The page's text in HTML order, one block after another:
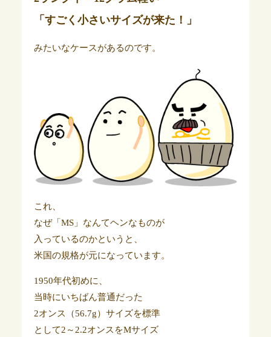
「すごく小さいサイズが来た！」
みたいなケースがあるのです。
これ、
なぜ「MS」なんてヘンなものが
入っているのかというと、
米国の規格が元になっています。
1950年代初めに、
当時にいちばん普通だった
2オンス（56.7g）サイズを標準
として2～2.2オンスをMサイズ